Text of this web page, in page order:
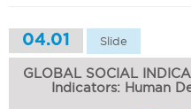
04.01 Slide
GLOBAL SOCIAL
Indicators: Human